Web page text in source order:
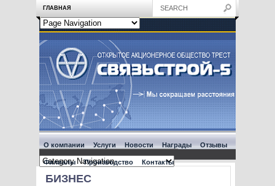
ГЛАВНАЯ
О компании Услуги Новости Награды Отзывы
Филиалы Производство Контакты
БИЗНЕС